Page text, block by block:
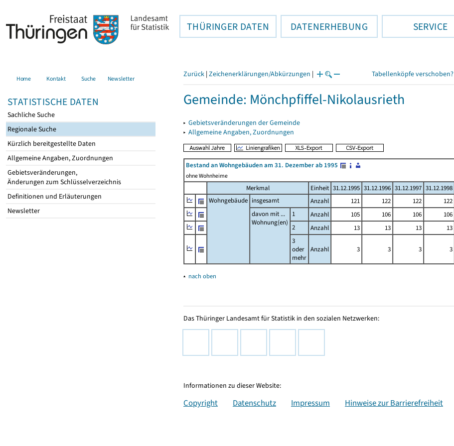
THÜRINGER DATEN DATENERHEBUNG SERVICE
Home Kontakt Suche Newsletter
STATISTISCHE DATEN
Sachliche Suche
Regionale Suche
Kürzlich bereitgestellte Daten
Allgemeine Angaben, Zuordnungen
Gebietsveränderungen,
Änderungen zum Schlüsselverzeichnis
Definitionen und Erläuterungen
Newsletter
Zurück | Zeichenerklärungen/Abkürzungen | Tabellenköpfe verschoben?
Gemeinde: Mönchpfiffel-Nikolausrieth
▸ Gebietsveränderungen der Gemeinde
▸ Allgemeine Angaben, Zuordnungen
Bestand an Wohngebäuden am 31. Dezember ab 1995
ohne Wohnheime
Merkmal Einheit 31.12.1995 31.12.1996 31.12.1997 31.12.1998
Wohngebäude insgesamt Anzahl 121 122 122 122
davon mit ...
Wohnung(en)
1 Anzahl 105 106 106 106
2
Anzahl 13 13 13 13
3
oder
mehr
Anzahl 3 3 3 3
▴ nach oben
Das Thüringer Landesamt für Statistik in den sozialen Netzwerken:
Informationen zu dieser Website:
Copyright Datenschutz Impressum Hinweise zur Barrierefreiheit